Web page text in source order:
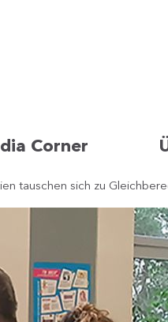
Corner
tauschen sich zu